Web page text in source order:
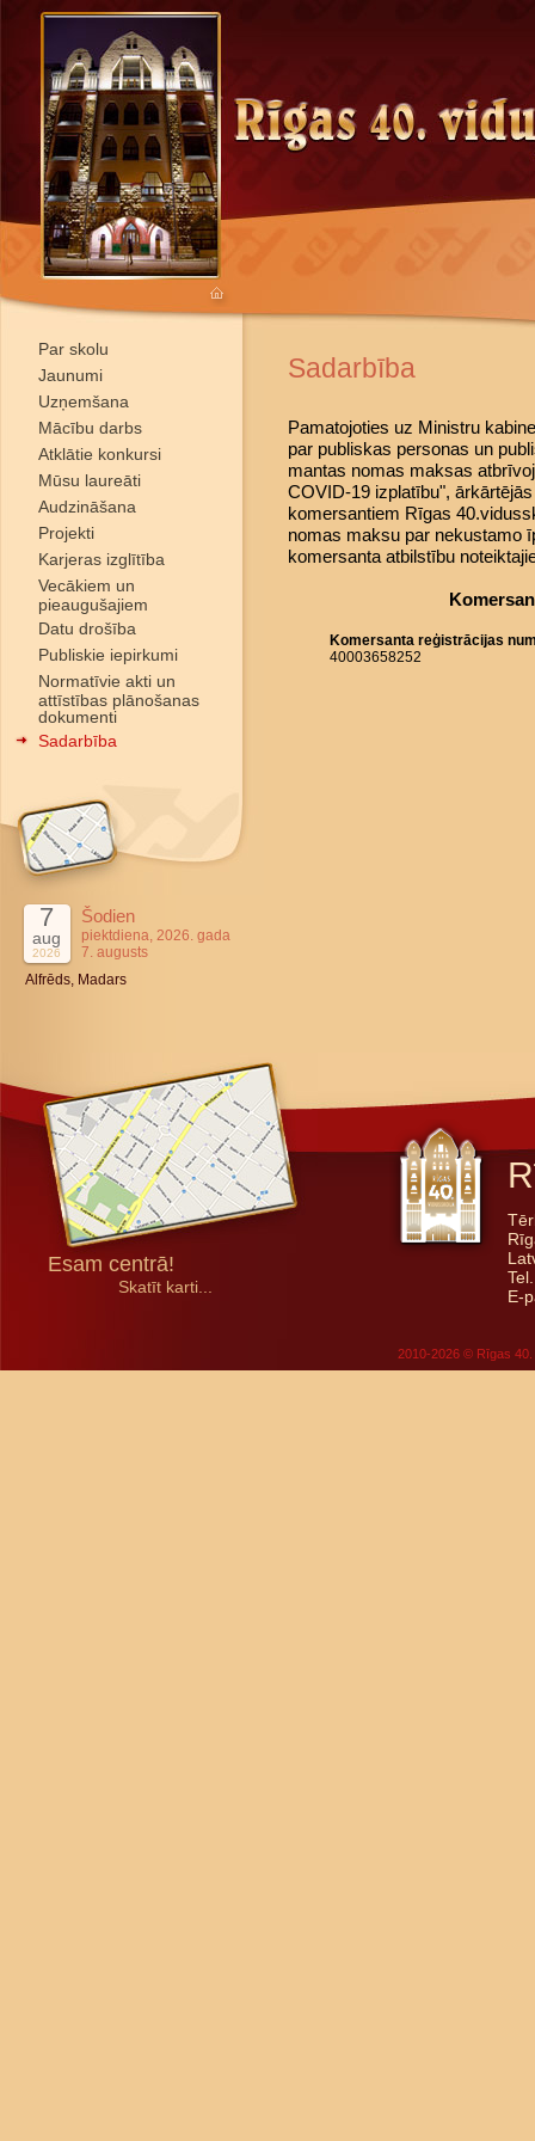
Par skolu
Jaunumi
Uzņemšana
Mācību darbs
Atklātie konkursi
Mūsu laureāti
Audzināšana
Projekti
Karjeras izglītība
Vecākiem un
pieaugušajiem
Datu drošība
Publiskie iepirkumi
Normatīvie akti un
attīstības plānošanas
dokumenti
Sadarbība
7
aug
2026
Šodien
piektdiena, 2026. gada
7. augusts
Alfrēds, Madars
Sadarbība
Pamatojoties uz Ministru
par publiskas personas un
mantas nomas maksas
COVID-19 izplatību",
komersantiem Rīgas
nomas maksu par nekustamo
komersanta atbilstību
Komersanta reģistrācijas
40003658252
Esam centrā!
Skatīt karti...
E-
2010-2026 © Rīgas